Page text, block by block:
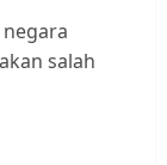
negara
salah